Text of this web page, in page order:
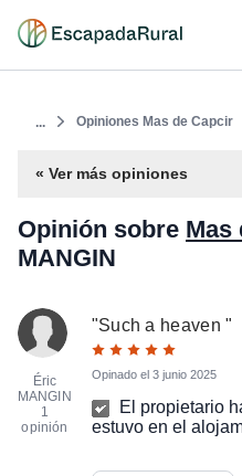
... Opiniones Mas de Capcir
« Ver más opiniones
Opinión sobre Mas
MANGIN
Éric
MANGIN
1
opinión
"Such a heaven"
Opinado el 3 junio 2025
El propietario
estuvo en el